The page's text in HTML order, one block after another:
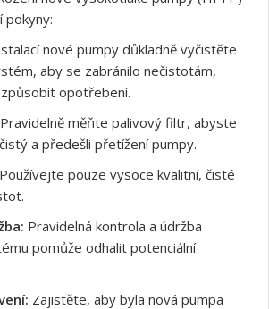
pokyny:
nové pumpy důkladně vyčistěte
aby se zabránilo nečistotám,
opotřebení.
Pravidelně měňte palivový filtr, abyste
a předešli přetížení pumpy.
Používejte pouze vysoce kvalitní, čisté
Pravidelná kontrola a údržba
pomůže odhalit potenciální
Zajistěte, aby byla nová pumpa
s GDPR